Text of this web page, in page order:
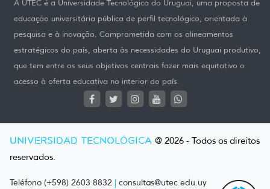
A UTEC é a Universidade Tecnológica do Uruguai, uma proposta de
educação universitária pública de perfil tecnológico, orientada à
pesquisa e à inovação. Comprometida com os alineamentos
estratégicos do país, aberta às necessidades do Uruguai produtivo,
que tem entre os seus objetivos centrais fazer mais equitativo o
acesso à oferta educativa no interior do país.
UNIVERSIDAD TECNOLÓGICA @ 2026 - Todos os direitos
reservados.
Teléfono (+598) 2603 8832 | consultas@utec.edu.uy